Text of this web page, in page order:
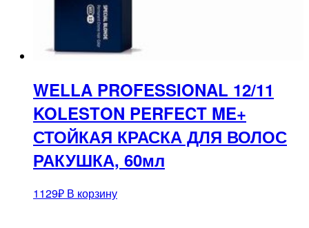
WELLA PROFESSIONAL 12/11
KOLESTON PERFECT ME+
СТОЙКАЯ КРАСКА ДЛЯ ВОЛОС
РАКУШКА, 60мл
1129₽ В корзину